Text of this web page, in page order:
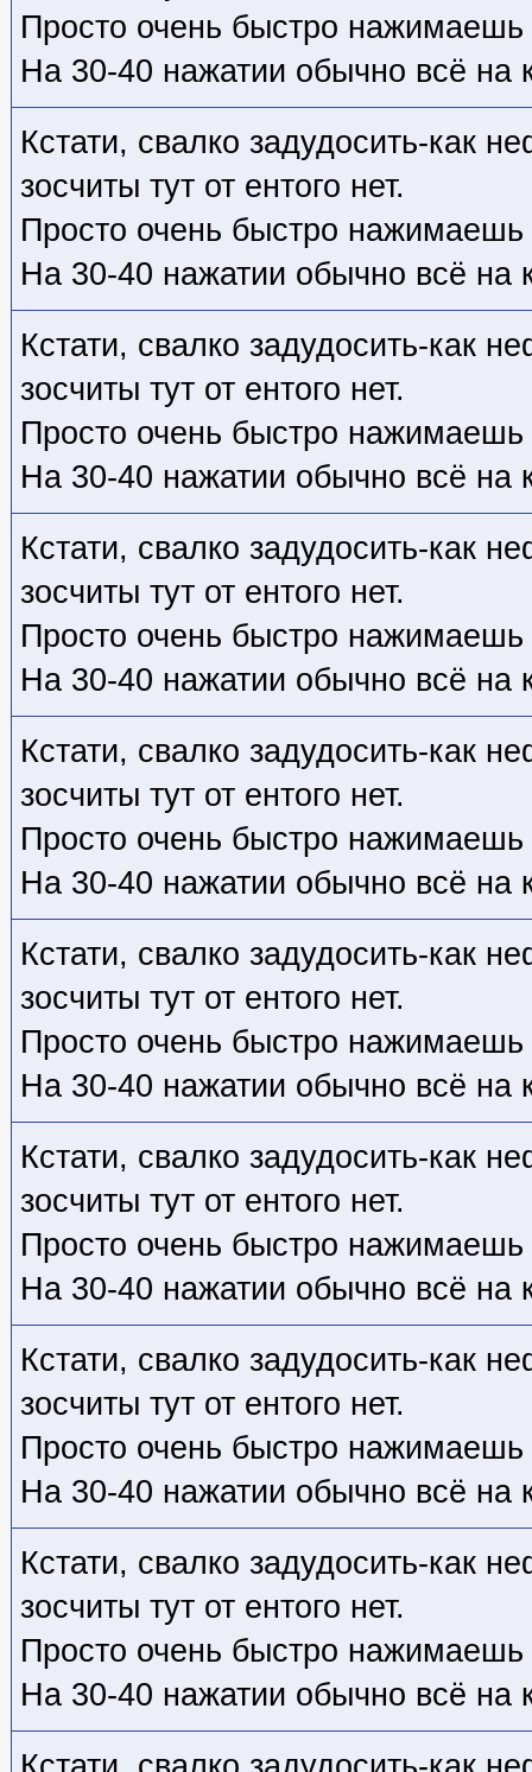
Просто очень быстро нажимаешь
На 30-40 нажатии обычно всё на
Кстати, свалко задудосить-как
зосчиты тут от ентого нет.
Просто очень быстро нажимаешь
На 30-40 нажатии обычно всё на
Кстати, свалко задудосить-как
зосчиты тут от ентого нет.
Просто очень быстро нажимаешь
На 30-40 нажатии обычно всё на
Кстати, свалко задудосить-как
зосчиты тут от ентого нет.
Просто очень быстро нажимаешь
На 30-40 нажатии обычно всё на
Кстати, свалко задудосить-как
зосчиты тут от ентого нет.
Просто очень быстро нажимаешь
На 30-40 нажатии обычно всё на
Кстати, свалко задудосить-как
зосчиты тут от ентого нет.
Просто очень быстро нажимаешь
На 30-40 нажатии обычно всё на
Кстати, свалко задудосить-как
зосчиты тут от ентого нет.
Просто очень быстро нажимаешь
На 30-40 нажатии обычно всё на
Кстати, свалко задудосить-как
зосчиты тут от ентого нет.
Просто очень быстро нажимаешь
На 30-40 нажатии обычно всё на
Кстати, свалко задудосить-как
зосчиты тут от ентого нет.
Просто очень быстро нажимаешь
На 30-40 нажатии обычно всё на